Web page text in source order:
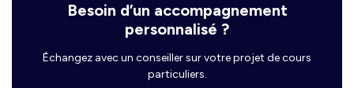
Besoin d’un accompagnement
personnalisé ?
Échangez avec un conseiller sur votre projet de cours
particuliers.